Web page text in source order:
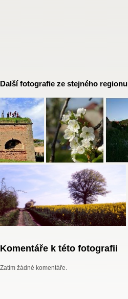
Další fotografie ze stejného regionu
Komentáře k této fotografii
Zatím žádné komentáře.